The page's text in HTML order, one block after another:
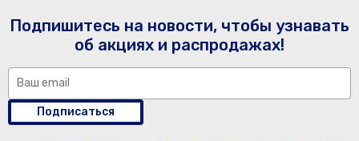
Подпишитесь на новости, чтобы узнавать
об акциях и распродажах!
Подписаться